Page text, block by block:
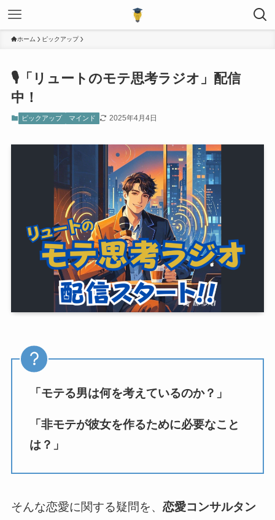
ホーム ピックアップ
🎙️「リュートのモテ思考ラジオ」配信
中！
ピックアップ マインド 2025年4月4日
「モテる男は何を考えているのか？」
「非モテが彼女を作るために必要なこと
は？」
そんな恋愛に関する疑問を、 恋愛コンサルタン